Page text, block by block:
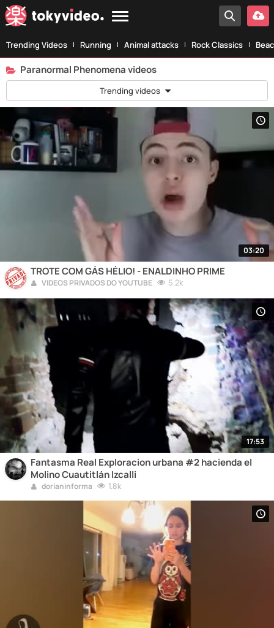
Trending Videos Running Animal attacks Rock Classics
Paranormal Phenomena videos
Trending videos
03:20
TROTE COM GÁS HÉLIO! - ENALDINHO PRIME
VIDEOS PRIVADOS DO YOUTUBE 5.2k
17:53
Fantasma Real Exploracion urbana #2 hacienda el
Molino Cuautitlán Izcalli
dorianinforma 1.8k